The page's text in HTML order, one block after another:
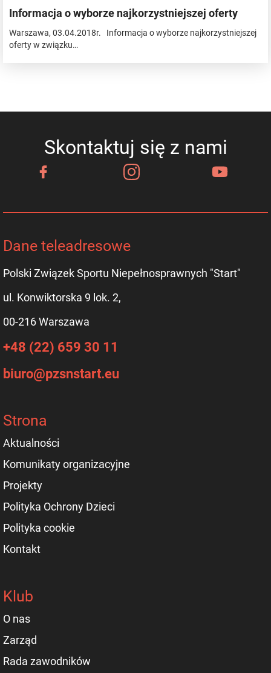
Informacja o wyborze najkorzystniejszej oferty
Warszawa, 03.04.2018r. Informacja o wyborze najkorzystniejszej
oferty w związku…
Skontaktuj się z nami
Dane teleadresowe
Polski Związek Sportu Niepełnosprawnych "Start"
ul. Konwiktorska 9 lok. 2,
00-216 Warszawa
+48 (22) 659 30 11
biuro@pzsnstart.eu
Strona
Aktualności
Komunikaty organizacyjne
Projekty
Polityka Ochrony Dzieci
Polityka cookie
Kontakt
Klub
O nas
Zarząd
Rada zawodników